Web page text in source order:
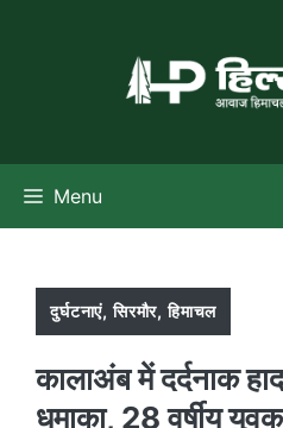
Menu
दुर्घटनाएं,सिरमौर,हिमाचल
कालाअंब में दर्दनाक
धमाका, 28 वर्षीय